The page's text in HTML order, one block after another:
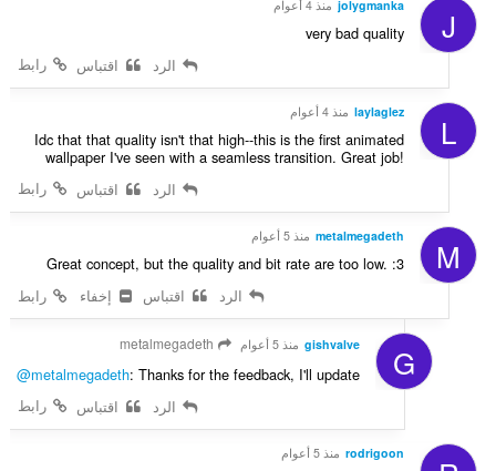
J
jolygmanka منذ 4 أعوام
very bad quality
رابط
الرد اقتباس
L
laylaglez منذ 4 أعوام
Idc that that quality isn't that high--this is the first animated
wallpaper I've seen with a seamless transition. Great job!
رابط
الرد اقتباس
M
metalmegadeth منذ 5 أعوام
Great concept, but the quality and bit rate are too low. :3
إخفاء
رابط الرد اقتباس
G
gishvalve منذ 5 أعوام
@metalmegadeth: Thanks for the feedback, I'll update
رابط
الرد اقتباس
rodrigoon منذ 5 أعوام